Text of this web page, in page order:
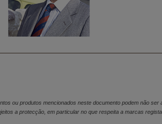
ou produtos mencionados neste documento podem não
a protecção, em particular no que respeita a marcas